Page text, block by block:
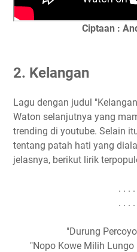
Ciptaan :
2. Kelangan
Lagu dengan judul
Waton selanjutnya yang
trending di youtube. Selain
tentang patah hati yang
jelasnya, berikut lirik
. . .
. . .
"Durung
"Nopo Kowe Milih Lungo